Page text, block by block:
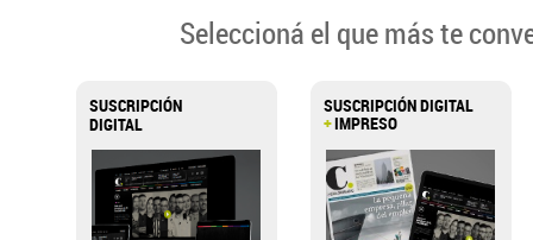
Seleccioná el que más te
SUSCRIPCIÓN
DIGITAL
SUSCRIPCIÓN DIGITAL
+IMPRESO